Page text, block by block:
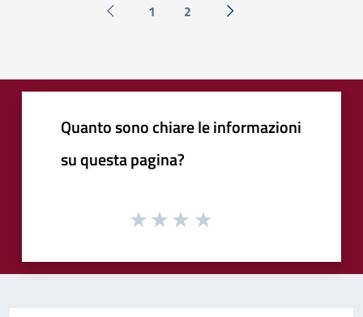
Pagina precedente
1 2 Successiva »
Quanto sono chiare le informazioni
su questa pagina?